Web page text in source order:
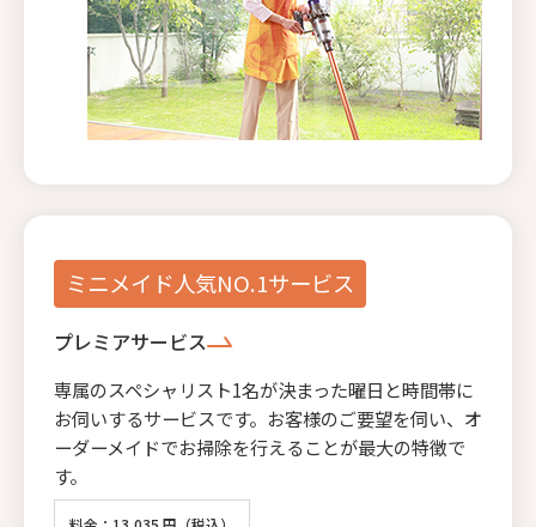
ミニメイド人気NO.1サービス
プレミアサービス
専属のスペシャリスト1名が決まった曜日と時間帯に
お伺いするサービスです。お客様のご要望を伺い、オ
ーダーメイドでお掃除を行えることが最大の特徴で
す。